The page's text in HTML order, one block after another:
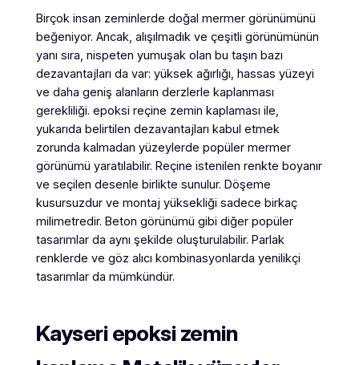
Birçok insan zeminlerde doğal mermer görünümünü
beğeniyor. Ancak, alışılmadık ve çeşitli görünümünün
yanı sıra, nispeten yumuşak olan bu taşın bazı
dezavantajları da var: yüksek ağırlığı, hassas yüzeyi
ve daha geniş alanların derzlerle kaplanması
gerekliliği. epoksi reçine zemin kaplaması ile,
yukarıda belirtilen dezavantajları kabul etmek
zorunda kalmadan yüzeylerde popüler mermer
görünümü yaratılabilir. Reçine istenilen renkte boyanır
ve seçilen desenle birlikte sunulur. Döşeme
kusursuzdur ve montaj yüksekliği sadece birkaç
milimetredir. Beton görünümü gibi diğer popüler
tasarımlar da aynı şekilde oluşturulabilir. Parlak
renklerde ve göz alıcı kombinasyonlarda yenilikçi
tasarımlar da mümkündür.
Kayseriepoksi zemin